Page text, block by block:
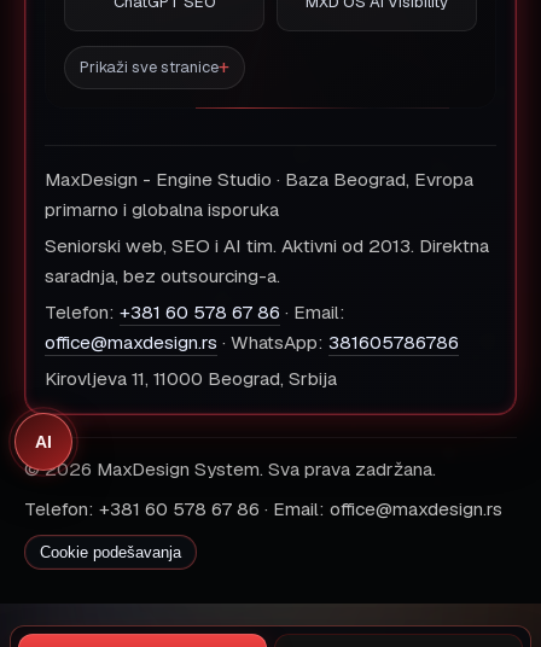
Prikaži sve stranice
MaxDesign - Engine Studio · Baza Beograd, Evropa
primarno i globalna isporuka
Seniorski web, SEO i AI tim. Aktivni od 2013. Direktna
saradnja, bez outsourcing-a.
Telefon: +381 60 578 67 86 · Email:
office@maxdesign.rs · WhatsApp: 381605786786
Kirovljeva 11, 11000 Beograd, Srbija
© 2026 MaxDesign System. Sva prava zadržana.
Telefon: +381 60 578 67 86 · Email: office@maxdesign.rs
Cookie podešavanja
AI